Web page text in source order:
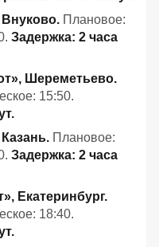
Внуково. Плановое:
Задержка: 2 часа
Шереметьево.
15:50.
Плановое:
Задержка: 2 часа
Екатеринбург.
18:40.